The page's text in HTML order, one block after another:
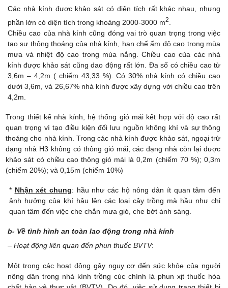
Các nhà kính được khảo sát có diện tích rất khác nhau, nhưng
phần lớn có diện tích trong khoảng 2000-3000 m2
Chiều cao của nhà kính cũng đóng vai trò quan trọng trong việc
tạo sự thông thoáng của nhà kính, hạn chế ẩm độ cao trong mùa
mưa và nhiệt độ cao trong mùa nắng. Chiều cao của các nhà
kính được khảo sát cũng dao động rất lớn. Đa số có chiều cao từ
3,6m – 4,2m ( chiếm 43,33 %). Có 30% nhà kính có chiều cao
dưới 3,6m, và 26,67% nhà kính được xây dựng với chiều cao trên
4,2m.
Trong thiết kế nhà kính, hệ thống gió mái kết hợp với độ cao rất
quan trọng vì tạo điều kiện đối lưu nguồn không khí và sự thông
thoáng cho nhà kính. Trong các nhà kính được khảo sát, ngoại trừ
dạng nhà H3 không có thông gió mái, các dạng nhà còn lại được
khảo sát có chiều cao thông gió mái là 0,2m (chiếm 70 %); 0,3m
(chiếm 20%); và 0,15m (chiếm 10%)
* Nhận xét chung: hầu như các hộ nông dân ít quan tâm đến
ảnh hưởng của khí hậu lên các loại cây trồng mà hầu như chỉ
quan tâm đến việc che chắn mưa gió, che bớt ánh sáng.
b- Về tình hình an toàn lao động trong nhà kính
– Hoạt động liên quan đến phun thuốc BVTV:
Một trong các hoạt động gây nguy cơ đến sức khỏe của người
nông dân trong nhà kính trồng cúc chính là phun xịt thuốc hóa